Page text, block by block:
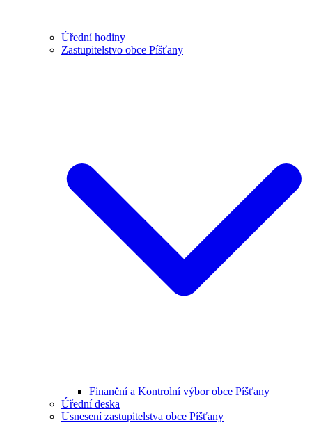
Úřední hodiny
Zastupitelstvo obce Píšťany
Finanční a Kontrolní výbor obce Píšťany
Úřední deska
Usnesení zastupitelstva obce Píšťany